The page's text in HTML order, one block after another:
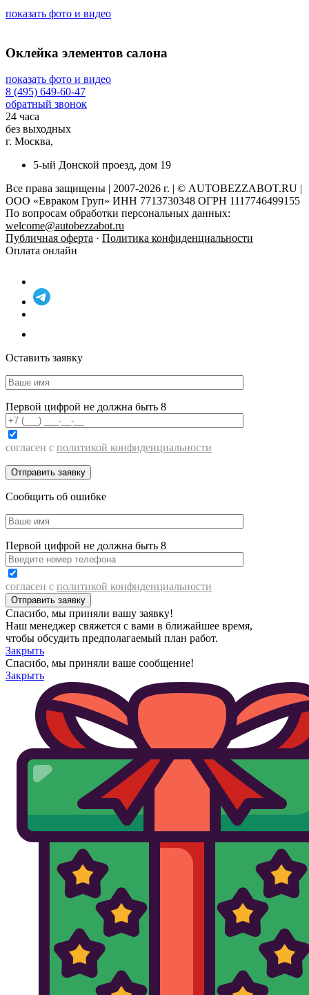
показать фото и видео
Оклейка элементов салона
показать фото и видео
8 (495) 649-60-47
обратный звонок
24 часа
без выходных
г. Москва,
5-ый Донской проезд, дом 19
Все права защищены | 2007-2026 г. | © AUTOBEZZABOT.RU |
ООО «Евраком Груп» ИНН 7713730348 ОГРН 1117746499155
По вопросам обработки персональных данных:
welcome@autobezzabot.ru
Публичная оферта · Политика конфиденциальности
Оплата онлайн
Оставить заявку
Первой цифрой не должна быть 8
согласен с политикой конфиденциальности
Сообщить об ошибке
Первой цифрой не должна быть 8
согласен с политикой конфиденциальности
Спасибо, мы приняли вашу заявку!
Наш менеджер свяжется с вами в ближайшее время,
чтобы обсудить предполагаемый план работ.
Закрыть
Спасибо, мы приняли ваше сообщение!
Закрыть